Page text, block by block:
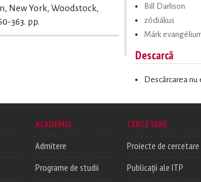
New York, Woodstock,
363. pp.
Bill Darlison
zódiákus
Márk
Descarcă
Descărcarea nu
ACADEMIA
Admitere
Programe de studii
CERCETARE
Proiecte de cercetare
Publicații ale ITP